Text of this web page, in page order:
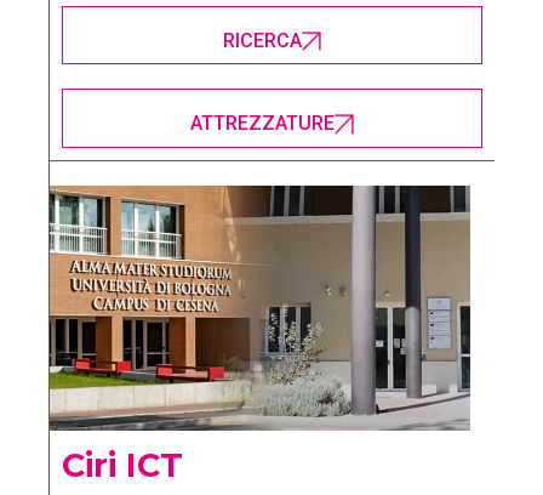
RICERCA
ATTREZZATURE
Ciri ICT